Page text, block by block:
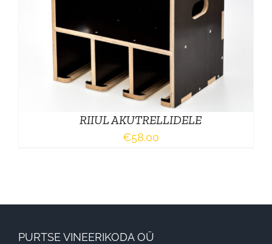
RIIUL AKUTRELLIDELE
€58.00
PURTSE VINEERIKODA OÜ